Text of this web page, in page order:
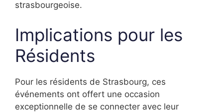
strasbourgeoise.
Implications pour les
Résidents
Pour les résidents de Strasbourg, ces
événements ont offert une occasion
exceptionnelle de se connecter avec leur